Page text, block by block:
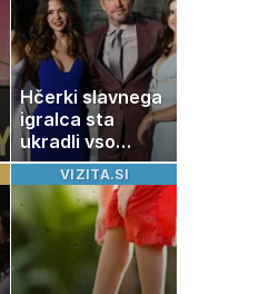
Hčerki slavnega
igralca sta
ukradli vso
pozornost
VIZITA.SI